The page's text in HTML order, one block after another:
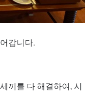
갑니다.
끼를 다 해결하여, 시